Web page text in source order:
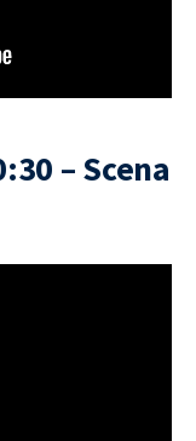
– Scena